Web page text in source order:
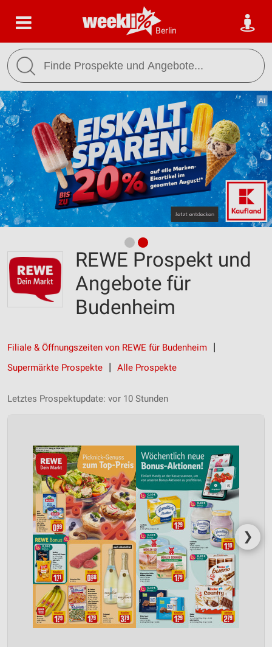
Berlin
REWE Prospekt und
Angebote für
Budenheim
Filiale & Öffnungszeiten von REWE für Budenheim
Supermärkte Prospekte
Alle Prospekte
Letztes Prospektupdate: vor 10 Stunden
❯